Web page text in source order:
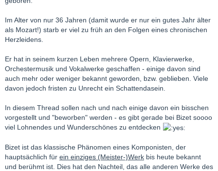
Im Alter von nur 36 Jahren (damit wurde er nur ein gutes Jahr älter
als Mozart!) starb er viel zu früh an den Folgen eines chronischen
Herzleidens.
Er hat in seinem kurzen Leben mehrere Opern, Klavierwerke,
Orchestermusik und Vokalwerke geschaffen - einige davon sind
auch mehr oder weniger bekannt geworden, bzw. geblieben. Viele
davon jedoch fristen zu Unrecht ein Schattendasein.
In diesem Thread sollen nach und nach einige davon ein bisschen
vorgestellt und "beworben" werden - es gibt gerade bei Bizet soooo
viel Lohnendes und Wunderschönes zu entdecken
Bizet ist das klassische Phänomen eines Komponisten, der
hauptsächlich für ein einziges (Meister-)Werk bis heute bekannt
und berühmt ist. Dies hat den Nachteil, das alle anderen Werke des